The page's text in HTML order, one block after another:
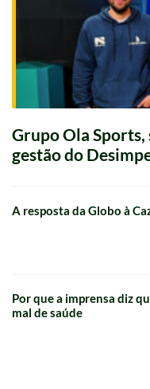
Grupo Ola Sports,
gestão do
A resposta da Globo à
Por que a imprensa diz
mal de saúde